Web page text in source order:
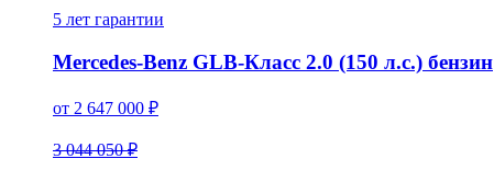
5 лет гарантии
Mercedes-Benz GLB-Класс 2.0 (150 л.с.) бензин
от 2 647 000 ₽
3 044 050 ₽